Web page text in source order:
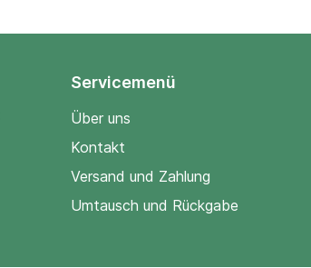
Servicemenü
Über uns
Kontakt
Versand und Zahlung
Umtausch und Rückgabe